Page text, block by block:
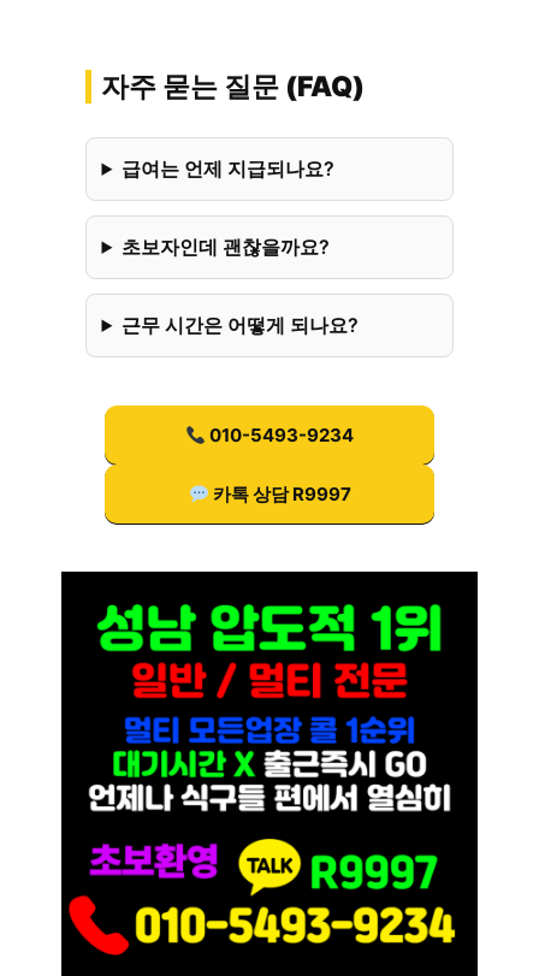
자주 묻는 질문 (FAQ)
급여는 언제 지급되나요?
초보자인데 괜찮을까요?
근무 시간은 어떻게 되나요?
010-5493-9234
카톡 상담 R9997